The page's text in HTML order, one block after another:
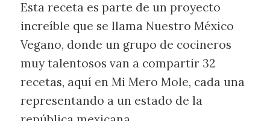
Esta receta es parte de un proyecto
increíble que se llama Nuestro México
Vegano, donde un grupo de cocineros
muy talentosos van a compartir 32
recetas, aquí en Mi Mero Mole, cada una
representando a un estado de la